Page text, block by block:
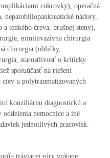
cukrovky), operačná
hepatobiliopankreatické nádory,
tenkého čreva, brušnej steny),
miniinvazívna chirurgia
chirurgia (obličky,
starostlivosť o kriticky
spoluúčasť na riešení
u polytraumatizovaných
konziliárnu diagnostickú a
nemocnice a iné
jednotlivých pracovísk.
tráviacej rúry vrátane